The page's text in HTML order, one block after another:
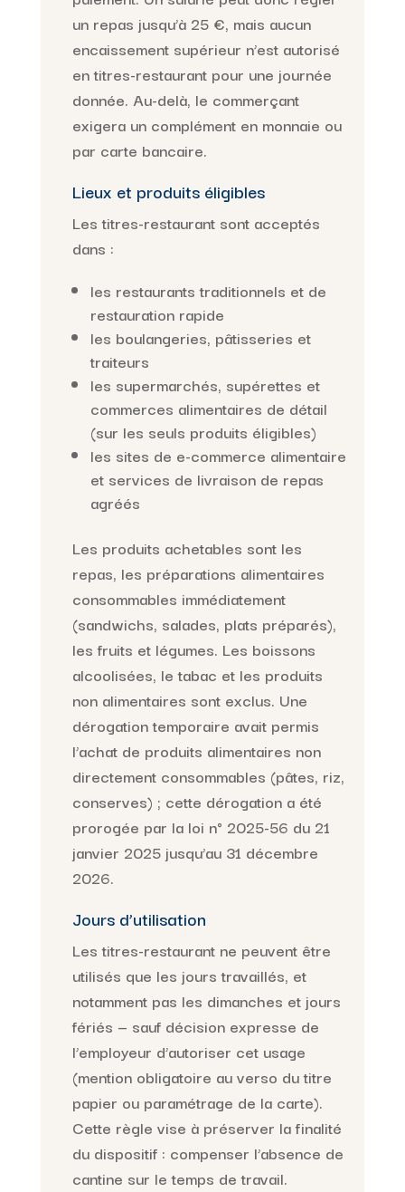
un repas jusqu’à 25 €, mais aucun
encaissement supérieur n’est autorisé
en titres-restaurant pour une journée
donnée. Au-delà, le commerçant
exigera un complément en monnaie ou
par carte bancaire.
Lieux et produits éligibles
Les titres-restaurant sont acceptés
dans :
les restaurants traditionnels et de
restauration rapide
les boulangeries, pâtisseries et
traiteurs
les supermarchés, supérettes et
commerces alimentaires de détail
(sur les seuls produits éligibles)
les sites de e-commerce alimentaire
et services de livraison de repas
agréés
Les produits achetables sont les
repas, les préparations alimentaires
consommables immédiatement
(sandwichs, salades, plats préparés),
les fruits et légumes. Les boissons
alcoolisées, le tabac et les produits
non alimentaires sont exclus. Une
dérogation temporaire avait permis
l’achat de produits alimentaires non
directement consommables (pâtes, riz,
conserves) ; cette dérogation a été
prorogée par la loi n° 2025-56 du 21
janvier 2025 jusqu’au 31 décembre
2026.
Jours d’utilisation
Les titres-restaurant ne peuvent être
utilisés que les jours travaillés, et
notamment pas les dimanches et jours
fériés — sauf décision expresse de
l’employeur d’autoriser cet usage
(mention obligatoire au verso du titre
papier ou paramétrage de la carte).
Cette règle vise à préserver la finalité
du dispositif : compenser l’absence de
cantine sur le temps de travail.